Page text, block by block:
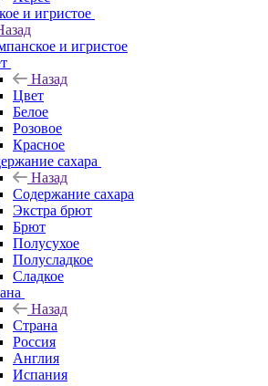
и игристое
и игристое
Назад
Цвет
Белое
Розовое
Красное
сахара
Назад
Содержание сахара
Экстра брют
Брют
Полусухое
Полусладкое
Сладкое
Назад
Страна
Россия
Англия
Испания